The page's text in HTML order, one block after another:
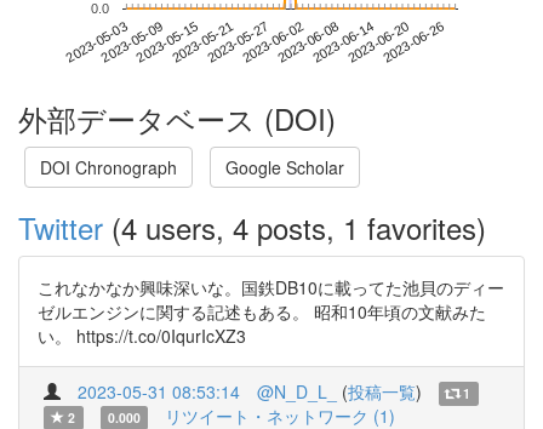
2023-05-032023-05-092023-05-152023-05-212023-05-272023-06-022023-06-082023-06-142023-06-202023-06-26
0.0
外部データベース (DOI)
DOI Chronograph Google Scholar
Twitter (4 users, 4 posts, 1 favorites)
これなかなか興味深いな。国鉄DB10に載ってた池貝のディー
ゼルエンジンに関する記述もある。 昭和10年頃の文献みた
い。 https://t.co/0IqurIcXZ3
2023-05-31 08:53:14 @N_D_L_ (投稿一覧)
1
2
0.000 リツイート・ネットワーク (1)